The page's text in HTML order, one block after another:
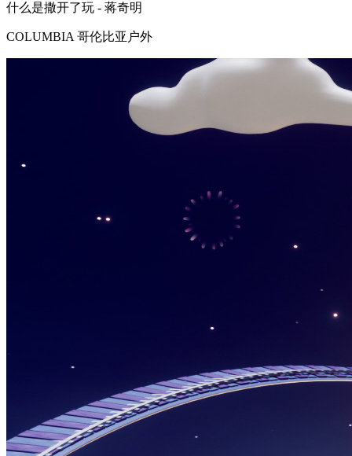
什么是撒开了玩 - 蒋奇明
COLUMBIA 哥伦比亚户外